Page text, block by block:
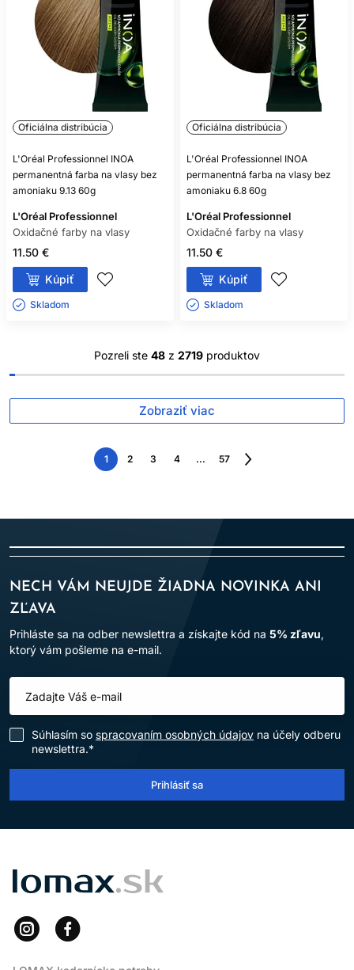
Oficiálna distribúcia
L'Oréal Professionnel INOA
permanentná farba na vlasy bez
amoniaku 9.13 60g
L'Oréal Professionnel
Oxidačné farby na vlasy
11.50 €
Kúpiť
Skladom ㅤ
Oficiálna distribúcia
L'Oréal Professionnel INOA
permanentná farba na vlasy bez
amoniaku 6.8 60g
L'Oréal Professionnel
Oxidačné farby na vlasy
11.50 €
Kúpiť
Skladom ㅤ
Pozreli ste 48 z 2719 produktov
Zobraziť viac
1 2 3 4 ... 57
Nasledujúca
NECH VÁM NEUJDE ŽIADNA NOVINKA ANI
ZĽAVA
Prihláste sa na odber newslettra a získajte kód na 5% zľavu,
ktorý vám pošleme na e-mail.
Súhlasím so spracovaním osobných údajov na účely odberu
newslettra.*
Prihlásiť sa
LOMAX